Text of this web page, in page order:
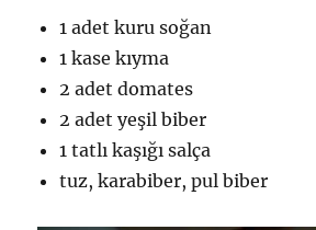
1 adet kuru soğan
1 kase kıyma
2 adet domates
2 adet yeşil biber
1 tatlı kaşığı salça
tuz, karabiber, pul biber